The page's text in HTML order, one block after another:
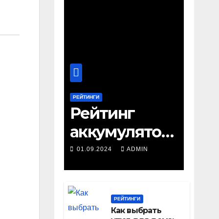
РЕЙТИНГИ
Рейтинг
аккумулятор
ных
шуруповерто
в: ТОП-22
лучших
01.09.2024 ADMIN
РЕЙТИНГИ
Как выбрать